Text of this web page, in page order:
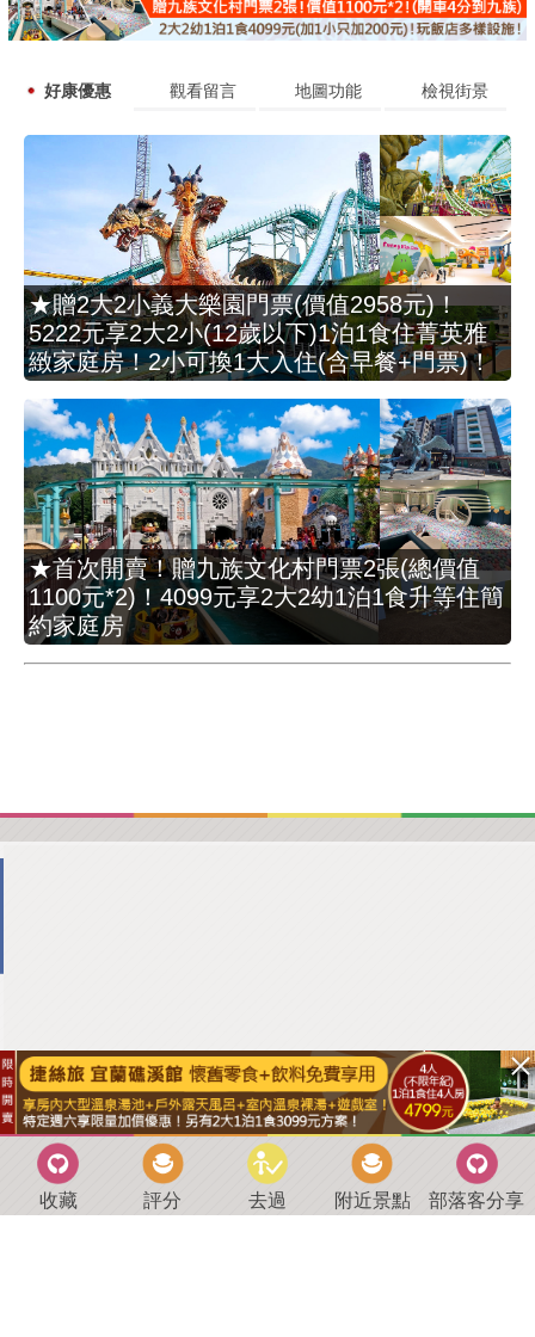
好康優惠 觀看留言 地圖功能 檢視街景
★贈2大2小義大樂園門票(價值2958元)！
5222元享2大2小(12歲以下)1泊1食住菁英雅
緻家庭房！2小可換1大入住(含早餐+門票)！
★首次開賣！贈九族文化村門票2張(總價值
1100元*2)！4099元享2大2幼1泊1食升等住簡
約家庭房
收藏 評分 去過 附近景點 部落客分享